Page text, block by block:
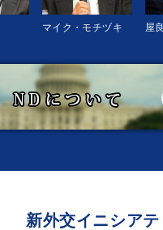
マイク・モチヅキ 屋
新外交イニシア